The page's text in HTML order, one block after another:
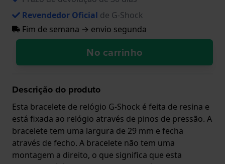
Revendedor Oficial de G-Shock
Fim de semana → envio segunda
No carrinho
Descrição do produto
Esta bracelete de relógio G-Shock é feita de resina e
está fixada ao relógio através de pinos de pressão. A
bracelete tem uma largura de 29 mm e fecha
através de fecho. A bracelete não tem uma
montagem a direito, o que significa que esta